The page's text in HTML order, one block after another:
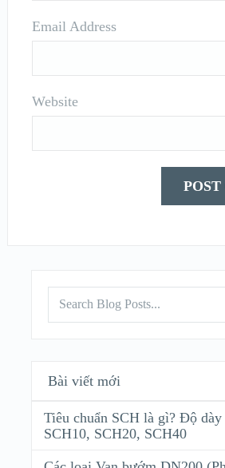
Email Address
Website
Bài viết mới
Tiêu chuẩn SCH là gì? Độ dày
SCH10, SCH20, SCH40